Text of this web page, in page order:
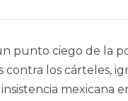
punto ciego de la
contra los cárteles,
mexicana